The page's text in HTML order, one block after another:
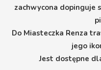
zachwycona dopinguje
Do Miasteczka Renza
jego
Jest dostępne